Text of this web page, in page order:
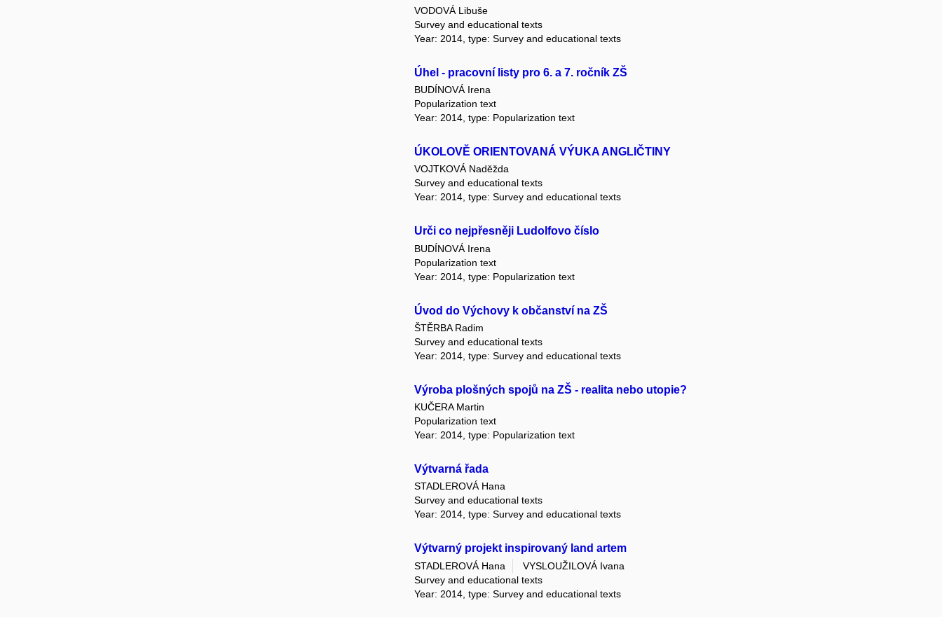
VODOVÁ Libuše
Survey and educational texts
Year: 2014, type: Survey and educational texts
Úhel - pracovní listy pro 6. a 7. ročník ZŠ
BUDÍNOVÁ Irena
Popularization text
Year: 2014, type: Popularization text
ÚKOLOVĚ ORIENTOVANÁ VÝUKA ANGLIČTINY
VOJTKOVÁ Naděžda
Survey and educational texts
Year: 2014, type: Survey and educational texts
Urči co nejpřesněji Ludolfovo číslo
BUDÍNOVÁ Irena
Popularization text
Year: 2014, type: Popularization text
Úvod do Výchovy k občanství na ZŠ
ŠTĚRBA Radim
Survey and educational texts
Year: 2014, type: Survey and educational texts
Výroba plošných spojů na ZŠ - realita nebo utopie?
KUČERA Martin
Popularization text
Year: 2014, type: Popularization text
Výtvarná řada
STADLEROVÁ Hana
Survey and educational texts
Year: 2014, type: Survey and educational texts
Výtvarný projekt inspirovaný land artem
STADLEROVÁ Hana
VYSLOUŽILOVÁ Ivana
Survey and educational texts
Year: 2014, type: Survey and educational texts